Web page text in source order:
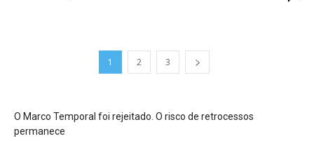
1 2 3
O Marco Temporal foi rejeitado. O risco de retrocessos
permanece